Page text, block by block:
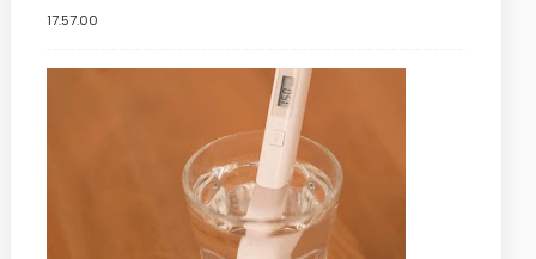
17.57.00